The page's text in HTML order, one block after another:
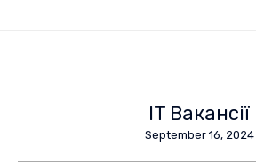
IT Вакансії
September 16, 2024